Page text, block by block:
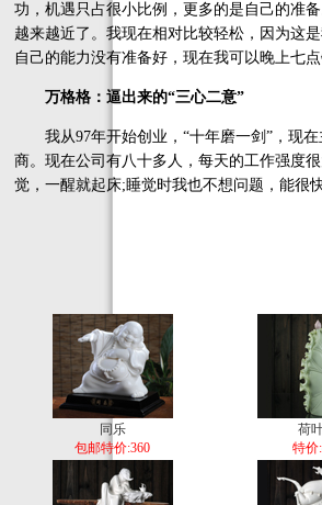
功，机遇只占很小比例，更多的是自己的准
越来越近了。我现在相对比较轻松，因为这
自己的能力没有准备好，现在我可以晚上七
万格格：逼出来的“三心二意”
我从97年开始创业，“十年磨一剑”，现在
商。现在公司有八十多人，每天的工作强度
觉，一醒就起床;睡觉时我也不想问题，能很
同乐
包邮特价:360
荷
特价